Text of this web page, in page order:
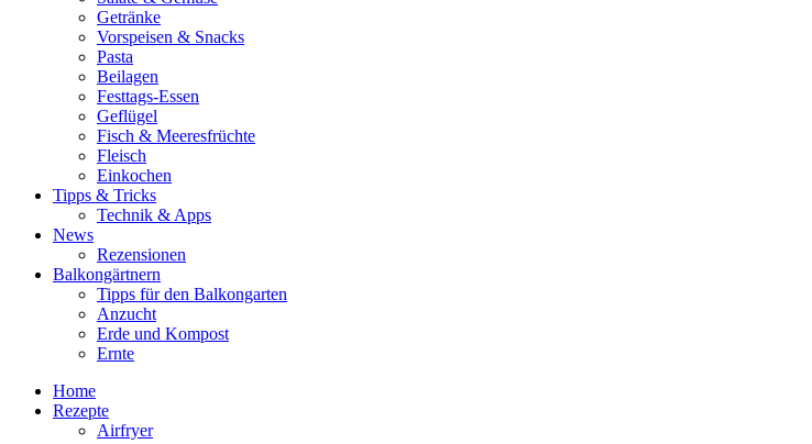
Getränke
Vorspeisen & Snacks
Pasta
Beilagen
Festtags-Essen
Geflügel
Fisch & Meeresfrüchte
Fleisch
Einkochen
Tipps & Tricks
Technik & Apps
News
Rezensionen
Balkongärtnern
Tipps für den Balkongarten
Anzucht
Erde und Kompost
Ernte
Home
Rezepte
Airfryer